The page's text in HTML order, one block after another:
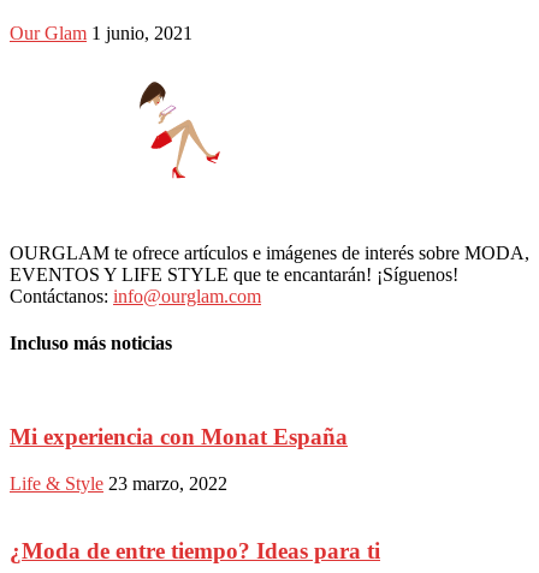
Our Glam 1 junio, 2021
OURGLAM te ofrece artículos e imágenes de interés sobre MODA,
EVENTOS Y LIFE STYLE que te encantarán! ¡Síguenos!
Contáctanos: info@ourglam.com
Incluso más noticias
Mi experiencia con Monat España
Life & Style 23 marzo, 2022
¿Moda de entre tiempo? Ideas para ti